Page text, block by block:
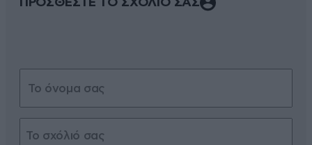
ΠΡΟΣΘΕΣΤΕ ΤΟ ΣΧΟΛΙΟ ΣΑΣ